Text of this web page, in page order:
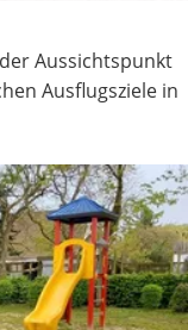
Aussichtspunkt
Ausflugsziele in